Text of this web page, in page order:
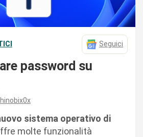
Seguici
password su
sistema operativo di
molte funzionalità